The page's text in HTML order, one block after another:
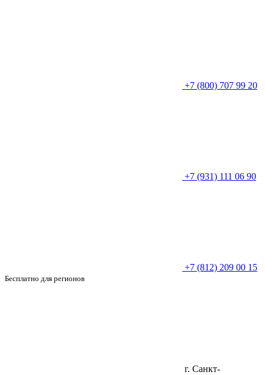
+7 (800) 707 99 20
+7 (931) 111 06 90
+7 (812) 209 00 15
Бесплатно для регионов
г. Санкт-